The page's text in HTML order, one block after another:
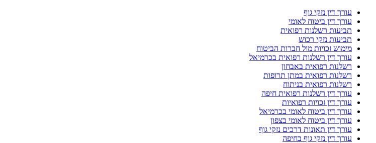
עורך דין נזקי גוף
עורך דין ביטוח לאומי
תביעות רשלנות רפואית
תביעות נזקי רכוש
מימוש זכויות מול חברות הביטוח
עורך דין רשלנות רפואית בכרמיאל
רשלנות רפואית באבחון
רשלנות רפואית במתן תרופות
רשלנות רפואית בניתוח
עורך דין רשלנות רפואית חיפה
עורך דין זכויות רפואיות
עורך דין ביטוח לאומי בכרמיאל
עורך דין ביטוח לאומי בצפון
עורך דין תאונות דרכים נזקי גוף
עורך דין נזקי גוף בחיפה